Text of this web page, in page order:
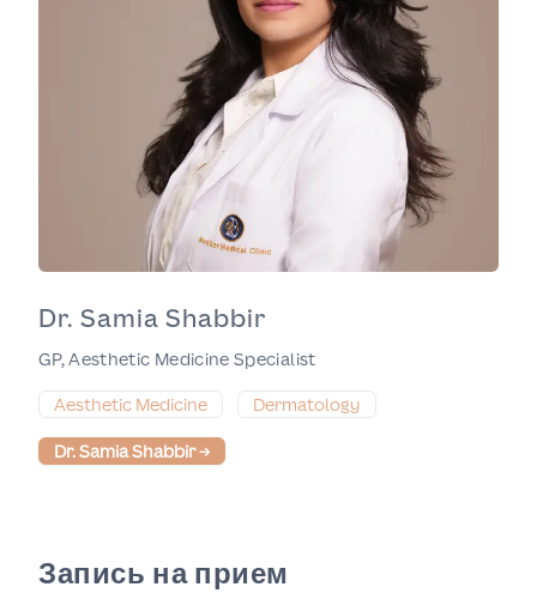
Dr. Samia Shabbir
GP, Aesthetic Medicine Specialist
Aesthetic Medicine
Dermatology
Dr. Samia Shabbir→
Запись на прием